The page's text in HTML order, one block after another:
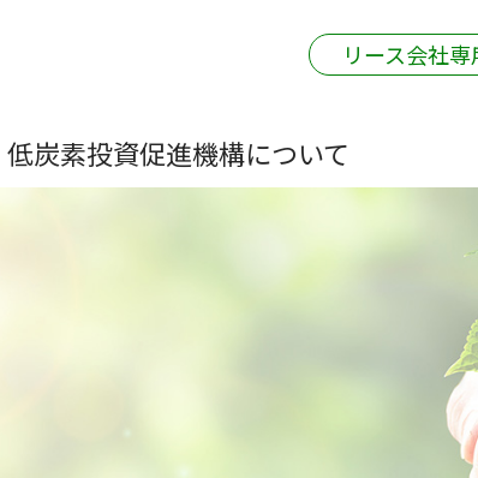
リース会社
低炭素投資促進機構について